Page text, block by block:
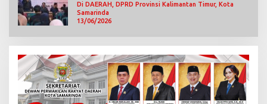
Di DAERAH, DPRD Provinsi Kalimantan Timur, Kota
Samarinda
13/06/2026